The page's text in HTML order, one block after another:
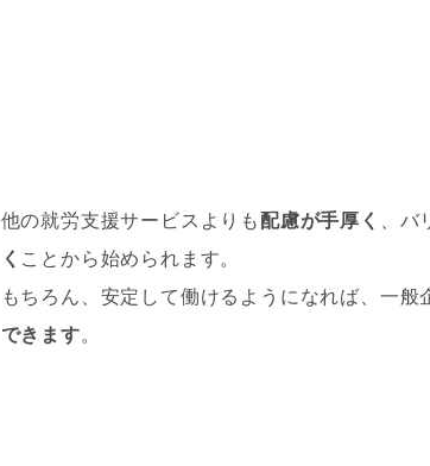
他の就労支援サービスよりも配慮が手厚く 、
く ことから始められます。
もちろん、安定して働けるようになれば、一般
できます。